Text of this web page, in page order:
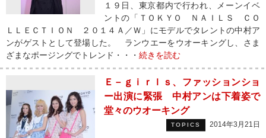
１９日、東京都内で行われ、メーンイベ
ントの「ＴＯＫＹＯ ＮＡＩＬＳ ＣＯ
ＬＬＥＣＴＩＯＮ ２０１４Ａ／Ｗ」にモデルでタレントの中村ア
ンがゲストとして登場した。 ランウエーをウオーキングし、さま
ざまなポージングでトレンド・・・ 続きを読む
Ｅ－ｇｉｒｌｓ、ファッションショ
ー出演に緊張 中村アンは下着姿で
堂々のウオーキング
TOPICS 2014年3月21日